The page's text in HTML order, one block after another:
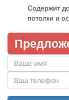
Содержит
потолки и